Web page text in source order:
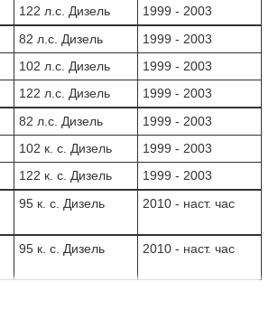
122 л.с. Дизель
1999 - 2003
82 л.с. Дизель
1999 - 2003
102 л.с. Дизель
1999 - 2003
122 л.с. Дизель
1999 - 2003
82 л.с. Дизель
1999 - 2003
102 к. с. Дизель
1999 - 2003
122 к. с. Дизель
1999 - 2003
95 к. с. Дизель 2010 - наст. час
95 к. с. Дизель 2010 - наст. час